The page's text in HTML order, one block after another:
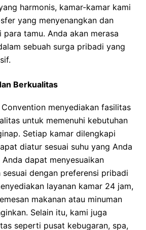
harmonis, kamar-kamar kami
yang menyenangkan dan
para tamu. Anda akan merasa
sebuah surga pribadi yang
Berkualitas
menyediakan fasilitas
untuk memenuhi kebutuhan
Setiap kamar dilengkapi
diatur sesuai suhu yang Anda
dapat menyesuaikan
sesuai dengan preferensi pribadi
layanan kamar 24 jam,
makanan atau minuman
Selain itu, kami juga
seperti pusat kebugaran, spa,